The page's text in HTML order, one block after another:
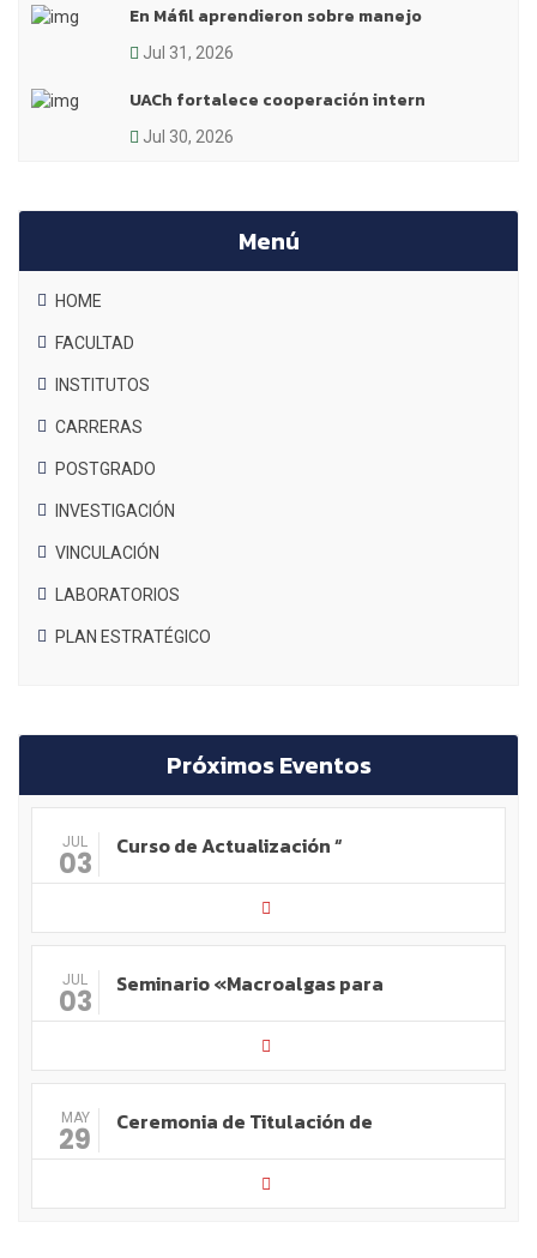
En Máfil aprendieron sobre manejo
Jul 31, 2026
UACh fortalece cooperación intern
Jul 30, 2026
Menú
HOME
FACULTAD
INSTITUTOS
CARRERAS
POSTGRADO
INVESTIGACIÓN
VINCULACIÓN
LABORATORIOS
PLAN ESTRATÉGICO
Próximos Eventos
JUL
03 Curso de Actualización “
JUL
03 Seminario «Macroalgas para
MAY
29 Ceremonia de Titulación de